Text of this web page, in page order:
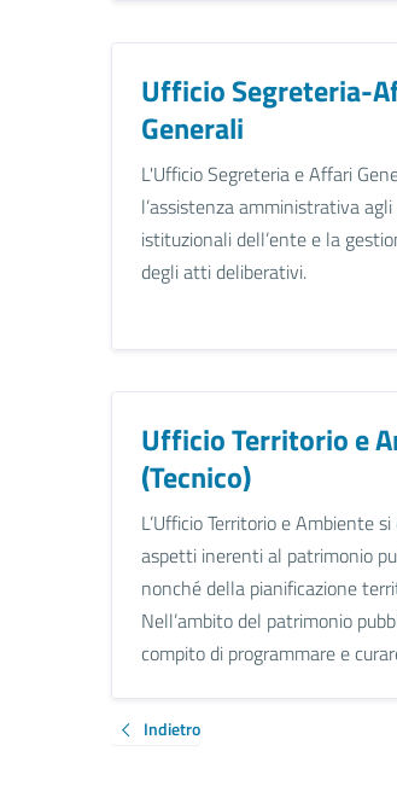
Ufficio Segreteria-
Generali
L'Ufficio Segreteria e Affari
l’assistenza amministrativa
istituzionali dell’ente e la
degli atti deliberativi.
Ufficio Territorio e
(Tecnico)
L’Ufficio Territorio e Ambiente
aspetti inerenti al patrimonio
nonché della pianificazione
Nell’ambito del patrimonio
compito di programmare e
Indietro